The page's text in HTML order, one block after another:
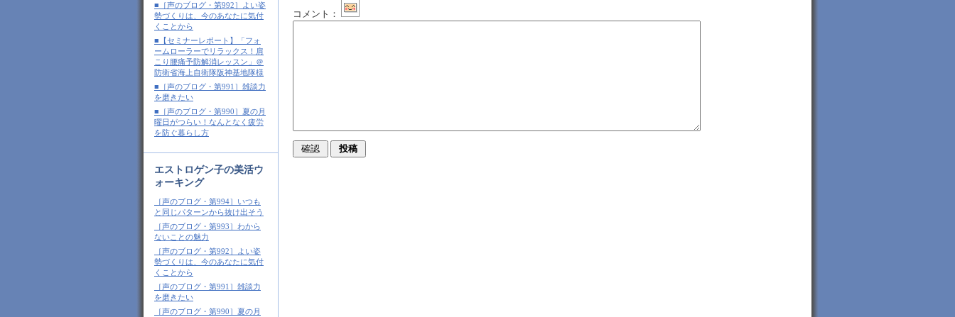
■［声のブログ・第992］よい姿
勢づくりは、今のあなたに気付
くことから
■【セミナーレポート】「フォ
ームローラーでリラックス！肩
こり腰痛予防解消レッスン」＠
防衛省海上自衛隊阪神基地隊様
■［声のブログ・第991］雑談力
を磨きたい
■［声のブログ・第990］夏の月
曜日がつらい！なんとなく疲労
を防ぐ暮らし方
エストロゲン子の美活ウ
ォーキング
［声のブログ・第994］いつも
と同じパターンから抜け出そう
［声のブログ・第993］わから
ないことの魅力
［声のブログ・第992］よい姿
勢づくりは、今のあなたに気付
くことから
［声のブログ・第991］雑談力
を磨きたい
［声のブログ・第990］夏の月
コメント：